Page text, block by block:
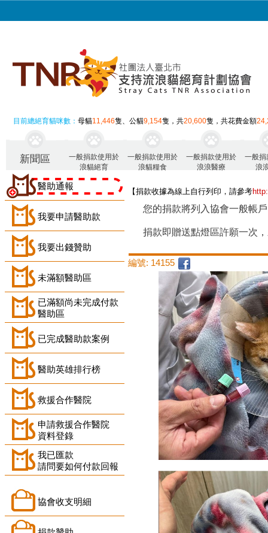
目前總絕育貓咪數：母貓11,446隻、公貓9,154隻，共20,600隻，共花費金額
新聞區
一般捐款使用於
浪貓絕育
一般捐款使用於
浪貓糧食
一般捐款使用於
浪浪醫療
一般捐
浪
醫助通報
我要申請醫助款
我要出錢贊助
未滿額醫助區
已滿額尚未完成付款
醫助區
已完成醫助款案例
醫助英雄排行榜
救援合作醫院
申請救援合作醫院
資料登錄
我已匯款
請問要如何付款回報
協會收支明細
【捐款收據為線上自行列印，請參考
您的捐款將列入協會一般帳
捐款即贈送點燈區許願一次
編號: 14155